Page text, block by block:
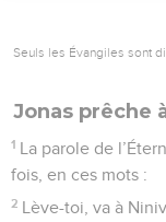
Seuls les Évangiles sont
Jonas prêche
1 La parole de
fois, en ces mots :
2 Lève-toi, va à